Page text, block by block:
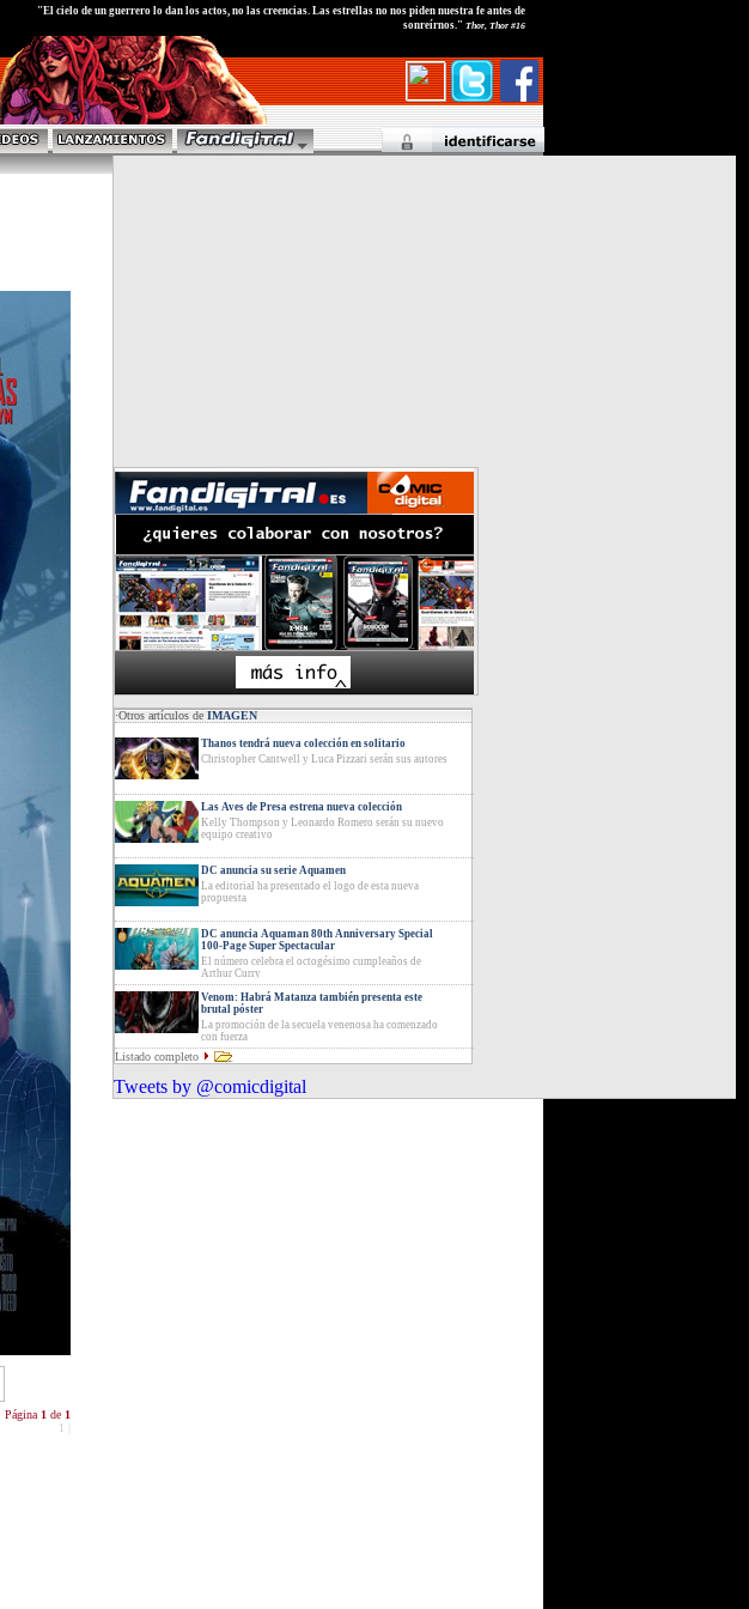
"El cielo de un guerrero lo dan los actos, no las creencias. Las estrellas no nos piden nuestra fe antes de
sonreírnos." Thor, Thor #16
Página 1 de 1
1
·Otros artículos deIMAGEN
Thanos tendrá nueva colección en solitario
Christopher Cantwell y Luca Pizzari serán sus autores
Las Aves de Presa estrena nueva colección
Kelly Thompson y Leonardo Romero serán su nuevo
equipo creativo
DC anuncia su serie Aquamen
La editorial ha presentado el logo de esta nueva
propuesta
DC anuncia Aquaman 80th Anniversary Special
100-Page Super Spectacular
El número celebra el octogésimo cumpleaños de
Arthur Curry
Venom: Habrá Matanza también presenta este
brutal póster
La promoción de la secuela venenosa ha comenzado
con fuerza
Listado completo
Tweets by @comicdigital